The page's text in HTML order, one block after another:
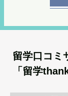
留学口コミ
「留学